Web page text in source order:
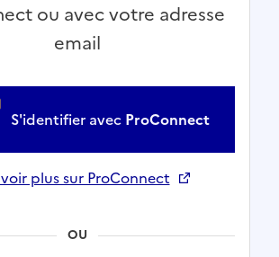
ou avec votre adresse
email
S'identifier avec ProConnect
plus sur ProConnect
OU